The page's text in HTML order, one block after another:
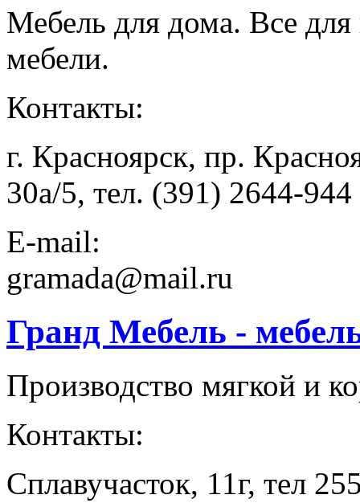
Мебель для дома. Все для
мебели.
Контакты:
г. Красноярск, пр.
30а/5, тел. (391) 2644-944
E-mail:
gramada@mail.ru
Гранд Мебель -
Производство мягкой и
Контакты:
Сплавучасток, 11г, тел